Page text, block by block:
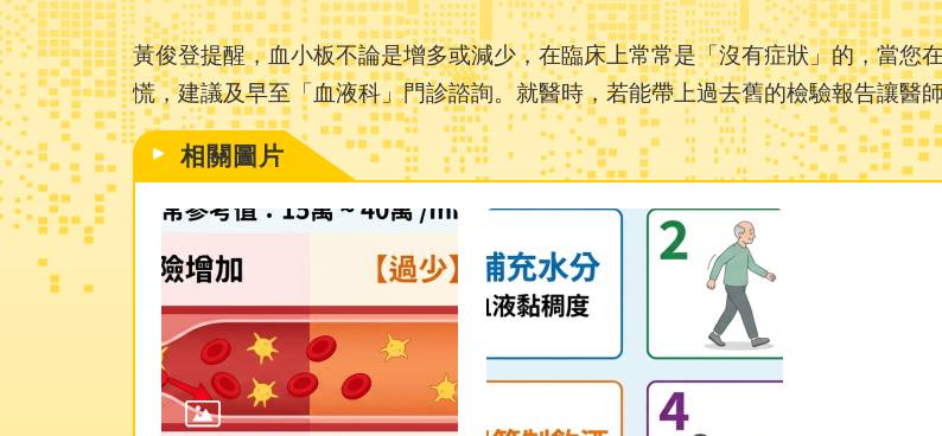
黃俊登提醒，血小板不論是增多或減少，在臨床上常常是「沒有症狀」的，當您
慌，建議及早至「血液科」門診諮詢。就醫時，若能帶上過去舊的檢驗報告讓醫
相關圖片